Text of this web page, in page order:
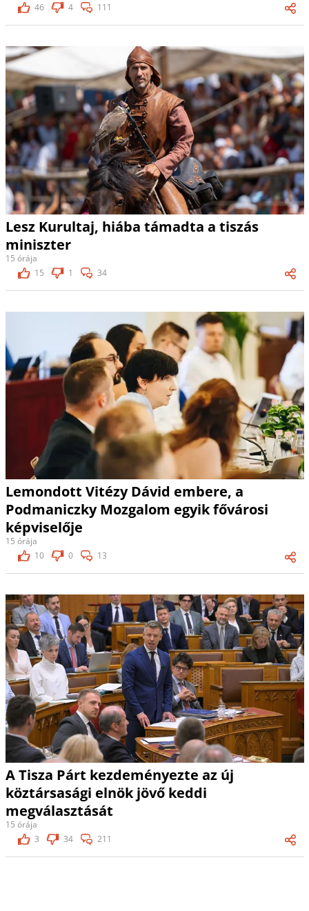
46
4 111
Lesz Kurultaj, hiába támadta a tiszás
miniszter
15 órája
15
1 34
Lemondott Vitézy Dávid embere, a
Podmaniczky Mozgalom egyik fővárosi
képviselője
15 órája
10
0 13
A Tisza Párt kezdeményezte az új
köztársasági elnök jövő keddi
megválasztását
15 órája
3
34 211